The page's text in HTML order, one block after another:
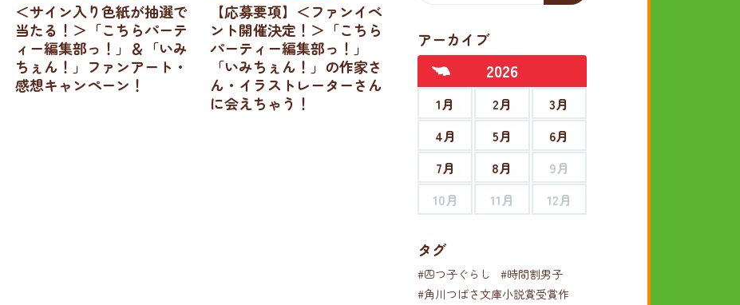
＜サイン入り色紙が抽選で
当たる！＞「こちらパーテ
ィー編集部っ！」＆「いみ
ちぇん！」ファンアート・
感想キャンペーン！
【応募要項】＜ファンイベ
ント開催決定！＞「こちら
パーティー編集部っ！」
「いみちぇん！」の作家さ
ん・イラストレーターさん
に会えちゃう！
アーカイブ
2026
1月 2月
3月
4月
5月
6月
7月
8月
9月
10月
11月 12月
タグ
#四つ子ぐらし
#時間割男子
#角川つばさ文庫小説賞受賞作